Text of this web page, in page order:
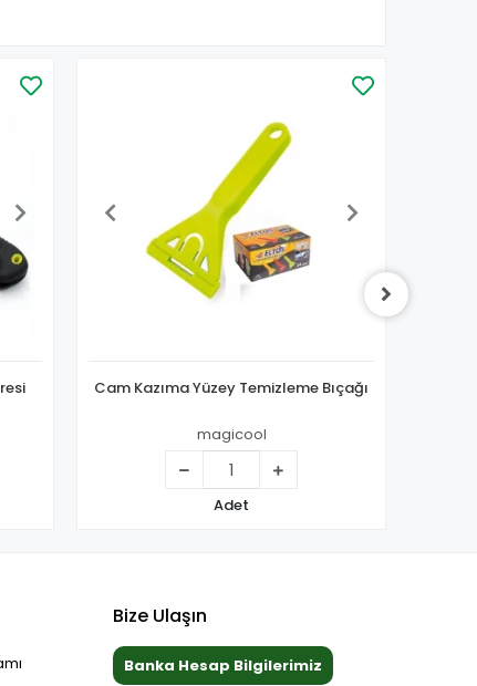
Cam Kazıma Yüzey Temizleme Bıçağı
magicool
Adet
Bize Ulaşın
Banka Hesap Bilgilerimiz